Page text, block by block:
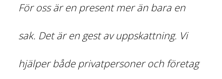
För oss är en present mer än bara en
sak. Det är en gest av uppskattning. Vi
hjälper både privatpersoner och företag